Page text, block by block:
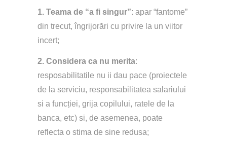
1. Teama de “a fi singur”: apar “fantome”
din trecut, îngrijorări cu privire la un viitor
incert;
2. Considera ca nu merita:
resposabilitatile nu ii dau pace (proiectele
de la serviciu, responsabilitatea salariului
si a funcției, grija copilului, ratele de la
banca, etc) si, de asemenea, poate
reflecta o stima de sine redusa;